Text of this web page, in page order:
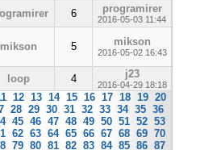
6 programirer
2016-05-03 11:44
mikson 5 mikson
2016-05-02 16:43
loop 4 j23
2016-04-29 18:18
12 13 14 15 16 17 18 19 20
28 29 30 31 32 33 34 35 36
45 46 47 48 49 50 51 52 53
62 63 64 65 66 67 68 69 70
79 80 81 82 83 84 85 86 87